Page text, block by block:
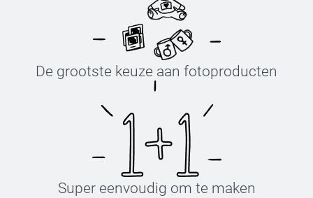
De grootste keuze aan fotoproducten
Super eenvoudig om te maken